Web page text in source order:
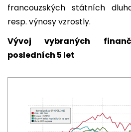
francouzských státních
resp. výnosy vzrostly.
Vývoj vybraných
posledních 5 let